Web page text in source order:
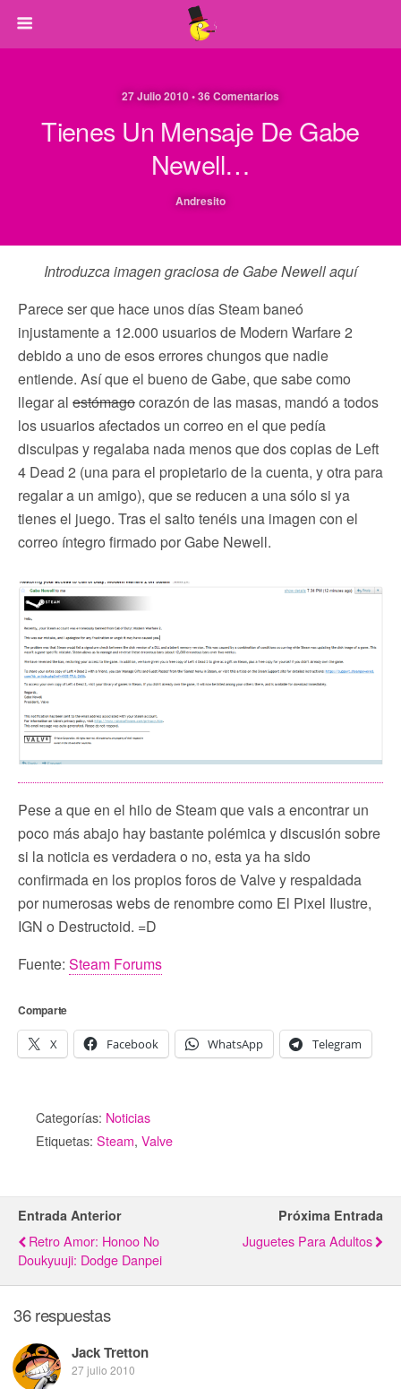
27 Julio 2010 • 36 Comentarios
Tienes Un Mensaje De Gabe
Newell…
Andresito
Introduzca imagen graciosa de Gabe Newell aquí
Parece ser que hace unos días Steam baneó
injustamente a 12.000 usuarios de Modern Warfare 2
debido a uno de esos errores chungos que nadie
entiende. Así que el bueno de Gabe, que sabe como
llegar al estómagocorazón de las masas, mandó a todos
los usuarios afectados un correo en el que pedía
disculpas y regalaba nada menos que dos copias de Left
4 Dead 2 (una para el propietario de la cuenta, y otra para
regalar a un amigo), que se reducen a una sólo si ya
tienes el juego. Tras el salto tenéis una imagen con el
correo íntegro firmado por Gabe Newell.
Pese a que en el hilo de Steam que vais a encontrar un
poco más abajo hay bastante polémica y discusión sobre
si la noticia es verdadera o no, esta ya ha sido
confirmada en los propios foros de Valve y respaldada
por numerosas webs de renombre como El Pixel Ilustre,
IGN o Destructoid. =D
Fuente: Steam Forums
Comparte
X Facebook WhatsApp Telegram
Categorías: Noticias
Etiquetas: Steam, Valve
Entrada Anterior
Retro Amor: Honoo No
Doukyuuji: Dodge Danpei
Próxima Entrada
Juguetes Para Adultos
36 respuestas
Jack Tretton
27 julio 2010